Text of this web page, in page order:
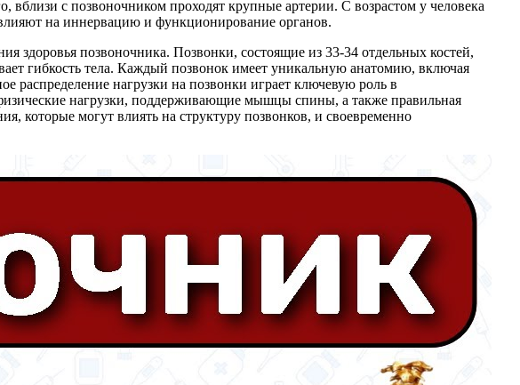
с позвоночником проходят крупные артерии. С возрастом у человека
на иннервацию и функционирование органов.
здоровья позвоночника. Позвонки, состоящие из 33-34 отдельных костей,
гибкость тела. Каждый позвонок имеет уникальную анатомию, включая
распределение нагрузки на позвонки играет ключевую роль в
нагрузки, поддерживающие мышцы спины, а также правильная
которые могут влиять на структуру позвонков, и своевременно